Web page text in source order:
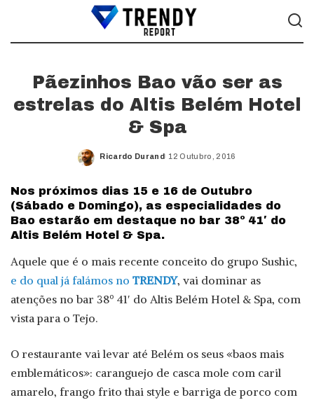
Pãezinhos Bao vão ser as
estrelas do Altis Belém Hotel
& Spa
Posted
Ricardo Durand 12 Outubro, 2016
Nos próximos dias 15 e 16 de Outubro
(Sábado e Domingo), as especialidades do
Bao estarão em destaque no bar 38º 41′ do
Altis Belém Hotel & Spa.
​Aquele que é o mais recente conceito do grupo Sushic,
e do qual já falámos no TRENDY, vai dominar as
atenções no bar 38º 41′ do Altis Belém Hotel & Spa, com
vista para o Tejo.
O restaurante vai levar até Belém os seus «baos mais
emblemáticos»: caranguejo de casca mole com caril
amarelo, frango frito thai style e barriga de porco com